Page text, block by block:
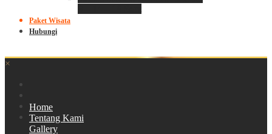
Paket Wisata
Hubungi
×
Home
Tentang Kami
Gallery